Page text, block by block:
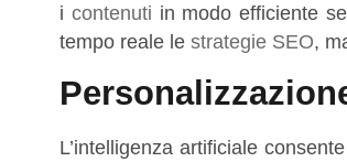
i contenuti in modo efficiente
tempo reale le strategie SEO,
L’intelligenza artificiale